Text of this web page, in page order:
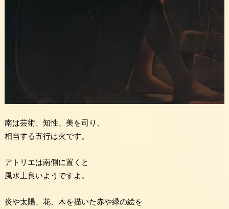
南は芸術、知性、美を司り、
相当する五行は火です。
アトリエは南側に置くと
風水上良いようですよ。
炎や太陽、花、木を描いた赤や緑の絵を